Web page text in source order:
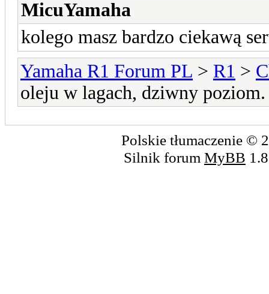
MicuYamaha
kolego masz bardzo ciekawą
Yamaha R1 Forum PL > R1 >
oleju w lagach, dziwny poziom.
Polskie tłumaczenie ©
Silnik forum MyBB